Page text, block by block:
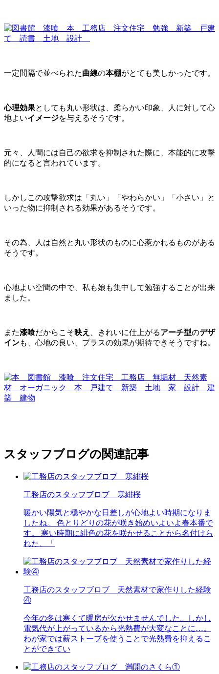
一定間隔で並べられた曲線の本棚がとても美しかったです。
心理効果としても丸い形状は、柔らかい印象、人に対して心
地よいイメージを与えるそうです。
元々、人間には自己の欲求を抑制された際に、本能的に攻撃
的になると言われています。
しかしこの攻撃欲求は「丸い」「やわらかい」「小さい」と
いった物に抑制される効果があるそうです。
その為、人は自然と丸い形状のものに心惹かれるものがある
そうです。
心地よい空間の中で、私も娘も集中して勉強することが出来
ました。
また漆喰だからこそ映え 、きれいに仕上がるアーチ型のデザ
インも、心地の良い、プラスの効果が期待できそうですね。
スタッフブログの関連記事
工務店のスタッフブロブ 寒緋桜
暖かい陽気と穏やかな日差しが心地よい時期になりま
したね。 色とりどりの花が咲き始めいよいよ春本番で
す。 寒い時期に緋色の花を咲かせることから名付けら
れた、「
工務店のスタッフブロブ 天然素材で家作りした経験
④
今年の冬は寒くて暖房が欠かせませんでした。しかし
電気代が上がっているから光熱費が大変なことに…。
わが家では薪ストーブを使うことで光熱費を抑えるこ
とができてい